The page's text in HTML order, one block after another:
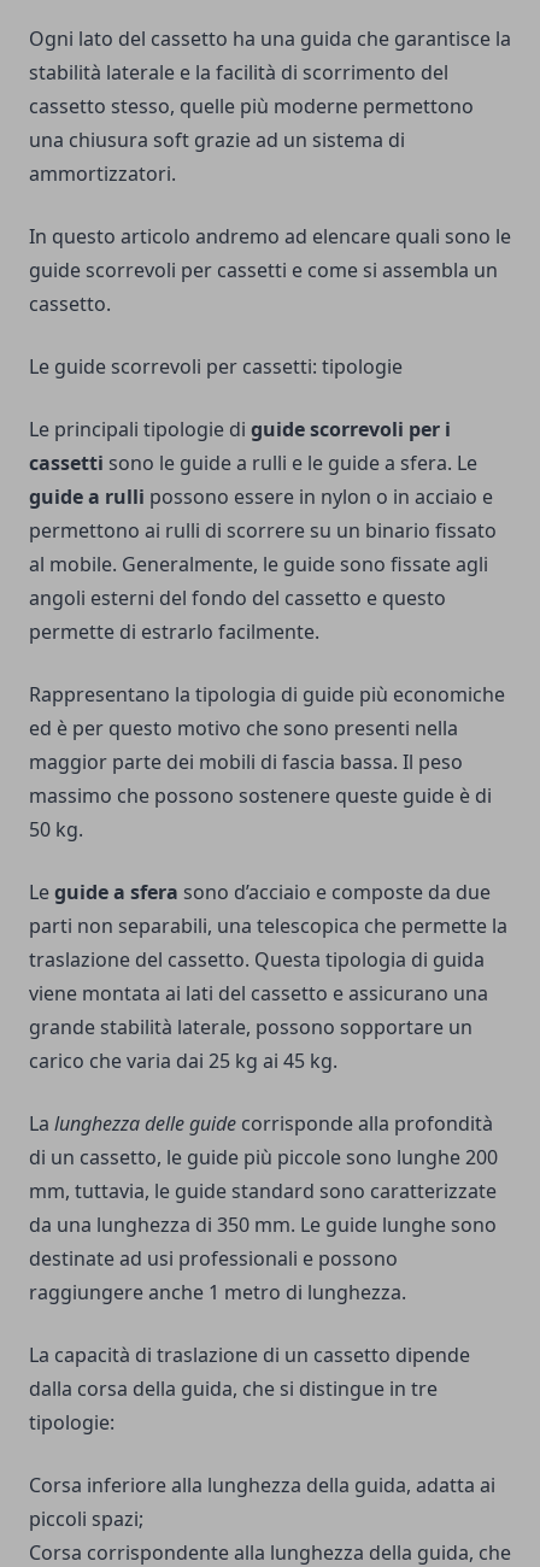
Ogni lato del cassetto ha una guida che garantisce la
stabilità laterale e la facilità di scorrimento del
cassetto stesso, quelle più moderne permettono
una chiusura soft grazie ad un sistema di
ammortizzatori.
In questo articolo andremo ad elencare quali sono le
guide scorrevoli per cassetti e come si assembla un
cassetto.
Le guide scorrevoli per cassetti: tipologie
Le principali tipologie di guide scorrevoli per i
cassetti sono le guide a rulli e le guide a sfera. Le
guide a rulli possono essere in nylon o in acciaio e
permettono ai rulli di scorrere su un binario fissato
al mobile. Generalmente, le guide sono fissate agli
angoli esterni del fondo del cassetto e questo
permette di estrarlo facilmente.
Rappresentano la tipologia di guide più economiche
ed è per questo motivo che sono presenti nella
maggior parte dei mobili di fascia bassa. Il peso
massimo che possono sostenere queste guide è di
50 kg.
Leguide a sfera sono d’acciaio e composte da due
parti non separabili, una telescopica che permette la
traslazione del cassetto. Questa tipologia di guida
viene montata ai lati del cassetto e assicurano una
grande stabilità laterale, possono sopportare un
carico che varia dai 25 kg ai 45 kg.
La lunghezza delle guide corrisponde alla profondità
di un cassetto, le guide più piccole sono lunghe 200
mm, tuttavia, le guide standard sono caratterizzate
da una lunghezza di 350 mm. Le guide lunghe sono
destinate ad usi professionali e possono
raggiungere anche 1 metro di lunghezza.
La capacità di traslazione di un cassetto dipende
dalla corsa della guida, che si distingue in tre
tipologie:
Corsa inferiore alla lunghezza della guida, adatta ai
piccoli spazi;
Corsa corrispondente alla lunghezza della guida, che